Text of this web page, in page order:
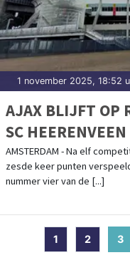
1 november 2025, 18:52
AJAX BLIJFT OP
SC HEERENVEEN
AMSTERDAM - Na elf
zesde keer punten
nummer vier van de [...]
1 2 3